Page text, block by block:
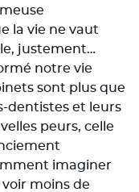
la vie ne vaut
justement…
notre vie
sont plus que
dentistes et leurs
peurs, celle
imaginer
moins de